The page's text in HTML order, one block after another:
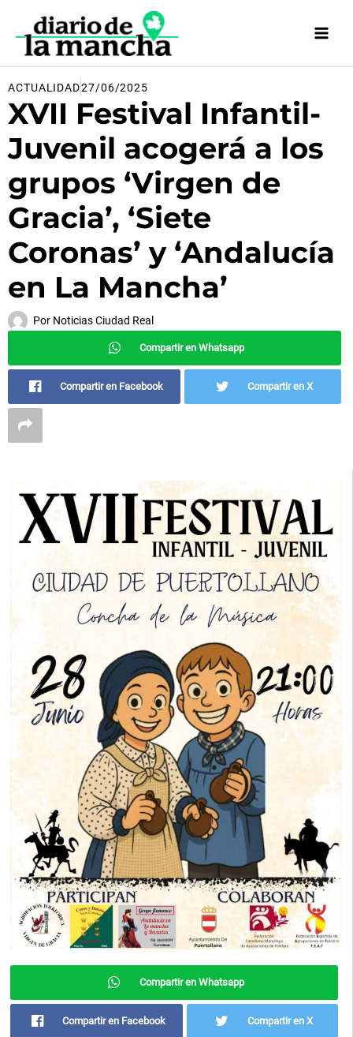
contenido
ACTUALIDAD27/06/2025
XVII Festival Infantil-
Juvenil acogerá a los
grupos ‘Virgen de
Gracia’, ‘Siete
Coronas’ y ‘Andalucía
en La Mancha’
Por Noticias Ciudad Real
Compartir en Whatsapp
Compartir en Facebook Compartir en X
Compartir en Whatsapp
Compartir en Facebook Compartir en X